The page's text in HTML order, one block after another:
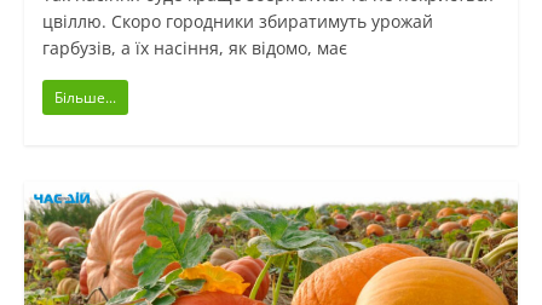
цвіллю. Скоро городники збиратимуть урожай
гарбузів, а їх насіння, як відомо, має
Більше...